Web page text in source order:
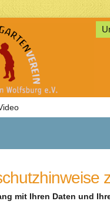
mit Ihren Daten und